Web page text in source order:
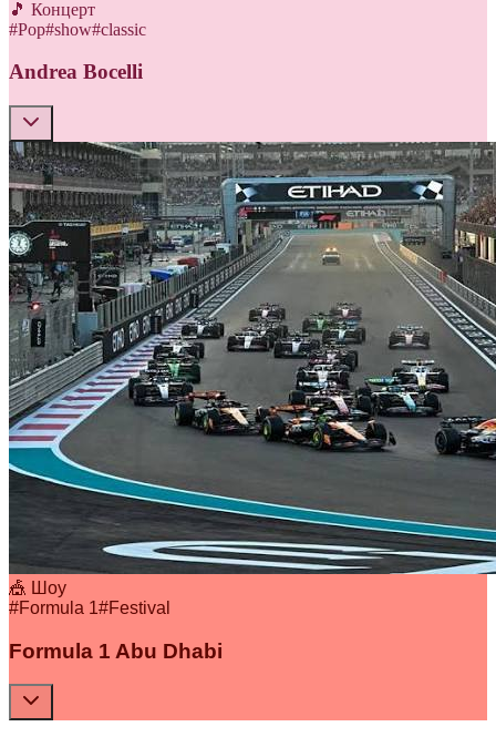
🎵 Концерт
#Pop#show#classic
Andrea Bocelli
🎪 Шоу
#Formula 1#Festival
Formula 1 Abu Dhabi